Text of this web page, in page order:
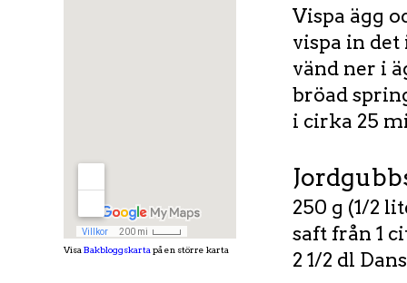
Vispa ägg
vispa in
vänd ner i
bröad
i cirka 25
250 g (1/2
saft från 1
2 1/2 dl
Visa Bakbloggskarta på en större karta